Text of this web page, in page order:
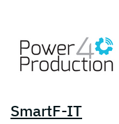
SmartF-IT